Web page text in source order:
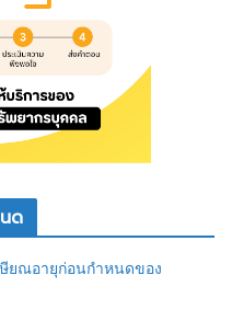
ด
ษียณอายุก่อนกำหนดของ